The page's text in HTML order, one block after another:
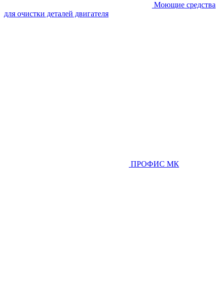
Моющие средства
для очистки деталей двигателя
ПРОФИС МК